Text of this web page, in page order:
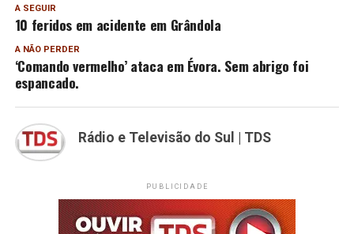
A SEGUIR
10 feridos em acidente em Grândola
A NÃO PERDER
‘Comando vermelho’ ataca em Évora. Sem abrigo foi
espancado.
Rádio e Televisão do Sul | TDS
PUBLICIDADE